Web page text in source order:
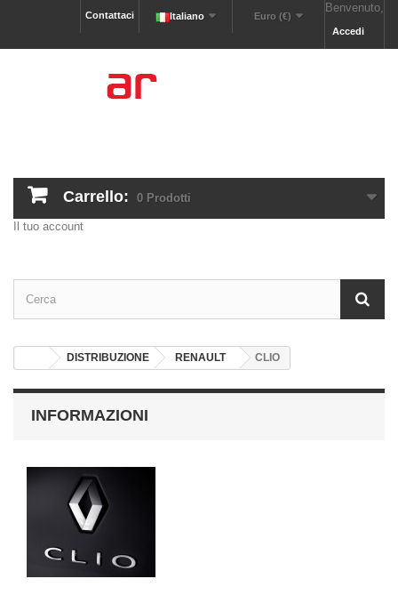
Benvenuto,
Accedi
Euro (€)
Italiano
Contattaci
Carrello: 0 Prodotti
Il tuo account
DISTRIBUZIONE RENAULT CLIO
INFORMAZIONI